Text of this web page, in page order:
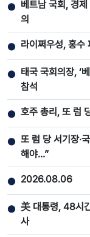
● 베트남 국회, 경
의
● 라이쩌우성, 홍수
● 태국 국회의장, ‘
참석
● 호주 총리, 또 럼
● 또 럼 당 서기장‧
해야…”
● 2026.08.06
● 美 대통령, 48시
사